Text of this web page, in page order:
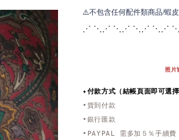
⚠️不包含任何配件類商品/蝦
⋰ ⋱⋰ ⋱⋰ ⋱⋰ ⋱⋰
照片
✦付款方式（結帳頁面即可選
•貨到付款
•銀行匯款
•PAYPAL 需多加５％手續費